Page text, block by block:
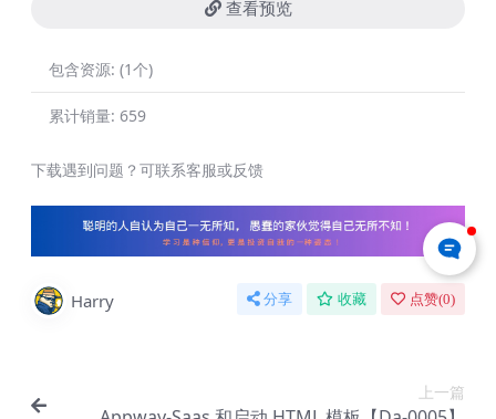
查看预览
包含资源: (1个)
累计销量: 659
下载遇到问题？可联系客服或反馈
Harry 分享 收藏 点赞(0)
上一篇